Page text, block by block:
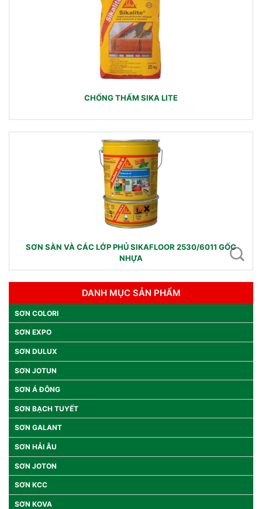
CHỐNG THẤM SIKA LITE
SƠN SÀN VÀ CÁC LỚP PHỦ SIKAFLOOR 2530/6011 GỐC
NHỰA
DANH MỤC SẢN PHẨM
SƠN COLORI
SƠN EXPO
SƠN DULUX
SƠN JOTUN
SƠN Á ĐÔNG
SƠN BẠCH TUYẾT
SƠN GALANT
SƠN HẢI ÂU
SƠN JOTON
SƠN KCC
SƠN KOVA